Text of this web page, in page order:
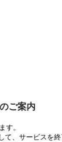
ご案内
す。
、サービスを